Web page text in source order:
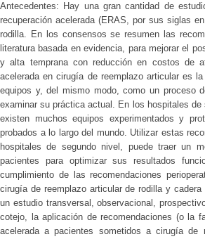
Antecedentes: Hay una gran cantidad de
recuperación acelerada (ERAS, por sus siglas
rodilla. En los consensos se resumen las
literatura basada en evidencia, para mejorar el
y alta temprana con reducción en costos de
acelerada en cirugía de reemplazo articular es
equipos y, del mismo modo, como un proceso
examinar su práctica actual. En los hospitales
existen muchos equipos experimentados y
probados a lo largo del mundo. Utilizar estas
hospitales de segundo nivel, puede traer un
pacientes para optimizar sus resultados
cumplimiento de las recomendaciones
cirugía de reemplazo articular de rodilla y
un estudio transversal, observacional,
cotejo, la aplicación de recomendaciones (o la
acelerada a pacientes sometidos a cirugía